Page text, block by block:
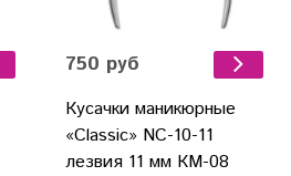
750 руб
Кусачки маникюрные
«Classic» NC-10-11
лезвия 11 мм КМ-08